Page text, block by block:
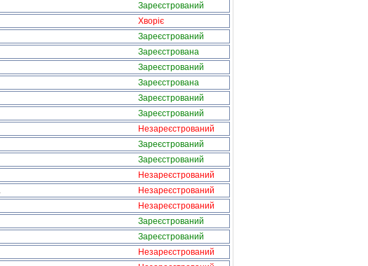
Зареєстрований
Хворіє
Зареєстрований
Зареєстрована
Зареєстрований
Зареєстрована
Зареєстрований
Зареєстрований
Незареєстрований
Зареєстрований
Зареєстрований
Незареєстрований
Незареєстрований
Незареєстрований
Зареєстрований
Зареєстрований
Незареєстрований